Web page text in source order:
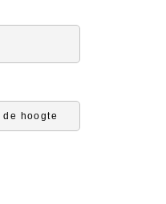
de hoogte